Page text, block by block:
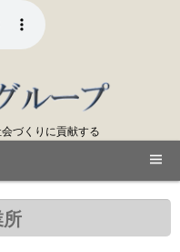
づくりに貢献する
所